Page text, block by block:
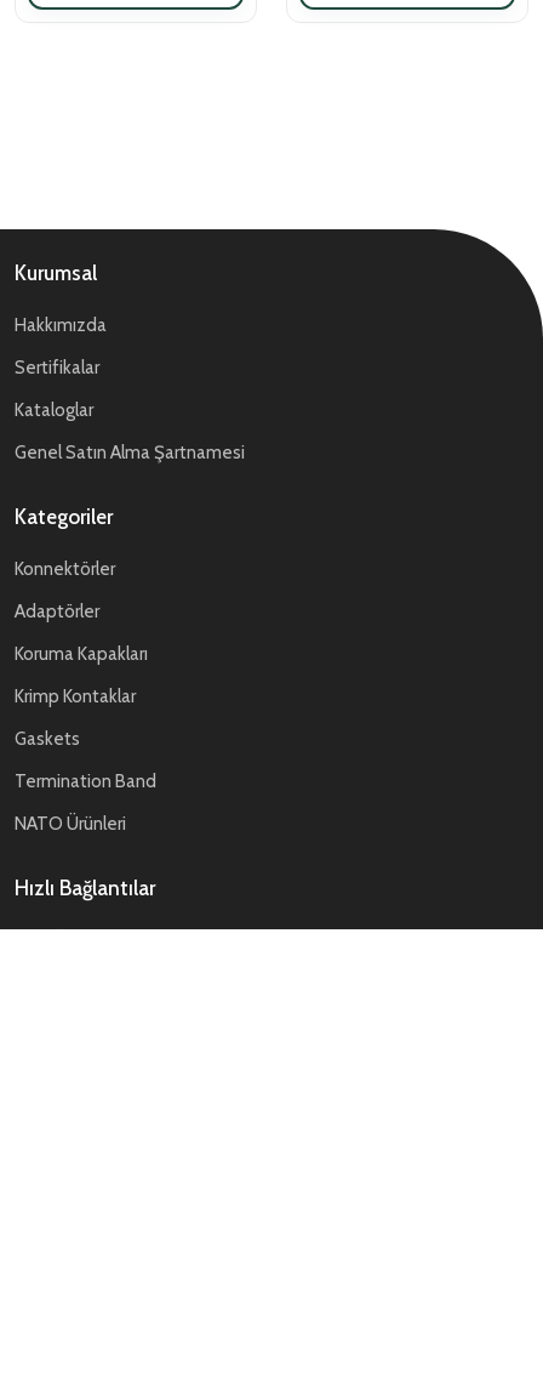
Kurumsal
Hakkımızda
Sertifikalar
Kataloglar
Genel Satın Alma Şartnamesi
Kategoriler
Konnektörler
Adaptörler
Koruma Kapakları
Krimp Kontaklar
Gaskets
Termination Band
NATO Ürünleri
Hızlı Bağlantılar